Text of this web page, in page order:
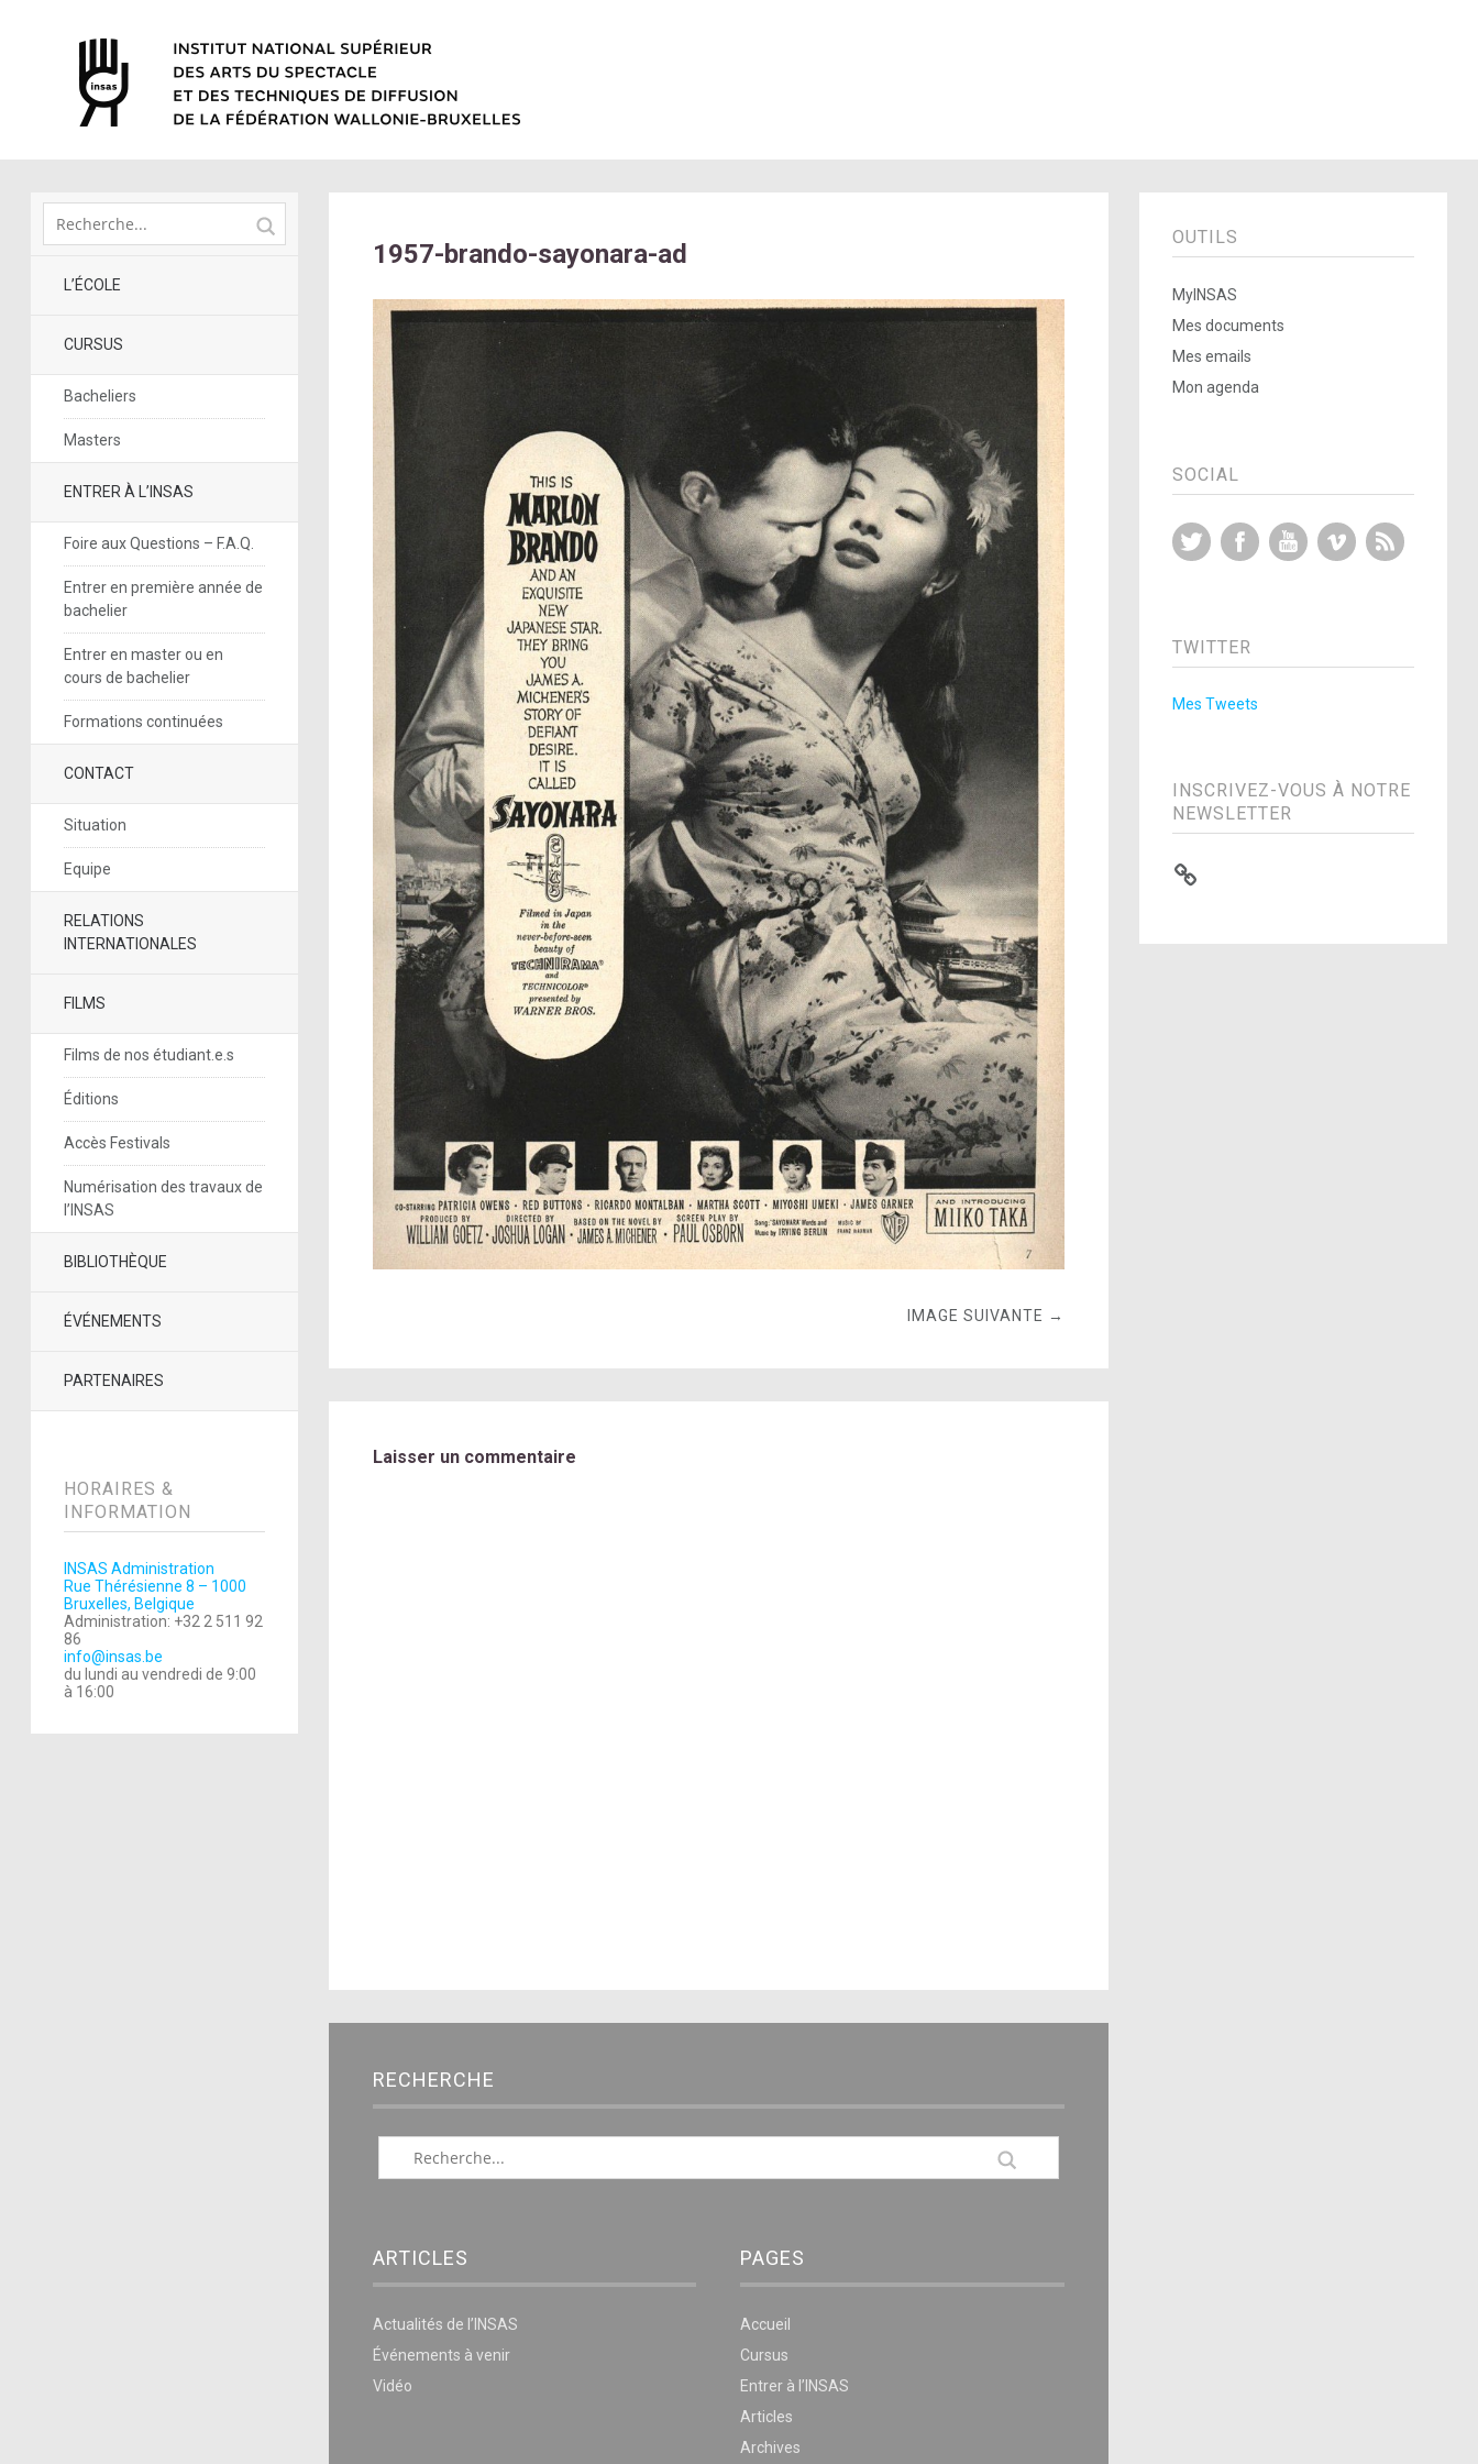
L’ÉCOLE
CURSUS
Bacheliers
Masters
ENTRER À L’INSAS
Foire aux Questions – F.A.Q.
Entrer en première année de
bachelier
Entrer en master ou en
cours de bachelier
Formations continuées
CONTACT
Situation
Equipe
RELATIONS
INTERNATIONALES
FILMS
Films de nos étudiant.e.s
Éditions
Accès Festivals
Numérisation des travaux de
l’INSAS
BIBLIOTHÈQUE
ÉVÉNEMENTS
PARTENAIRES
HORAIRES &
INFORMATION
INSAS Administration
Rue Thérésienne 8 – 1000
Bruxelles, Belgique
Administration: +32 2 511 92
86
info@insas.be
du lundi au vendredi de 9:00
à 16:00
1957-brando-sayonara-ad
IMAGE SUIVANTE →
Laisser un commentaire
RECHERCHE
ARTICLES
Actualités de l’INSAS
Événements à venir
Vidéo
PAGES
Accueil
Cursus
Entrer à l’INSAS
Articles
Archives
OUTILS
MyINSAS
Mes documents
Mes emails
Mon agenda
SOCIAL
Twitter FacebookYouTubeVimeo
TWITTER
Mes Tweets
INSCRIVEZ-VOUS À NOTRE
NEWSLETTER